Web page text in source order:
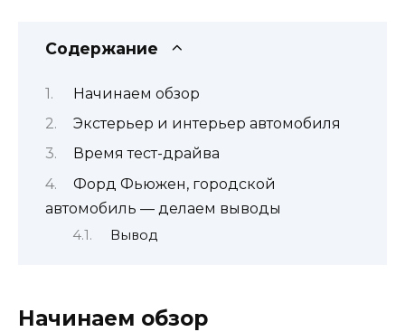
Содержание
Начинаем обзор
Экстерьер и интерьер автомобиля
Время тест-драйва
Форд Фьюжен, городской
автомобиль — делаем выводы
Вывод
Начинаем обзор